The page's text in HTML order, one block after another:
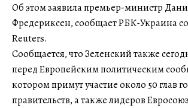
Об этом заявила премьер-министр
Фредериксен, сообщает РБК-Украина
Reuters.
Сообщается, что Зеленский также
перед Европейским политическим
котором примут участие около 50 глав
правительств, а также лидеров